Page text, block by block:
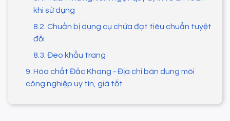
khi sử dụng
8.2. Chuẩn bị dụng cụ chứa đạt tiêu chuẩn tuyệt
đối
8.3. Đeo khẩu trang
9. Hóa chất Đắc Khang - Địa chỉ bán dung môi
công nghiệp uy tín, giá tốt